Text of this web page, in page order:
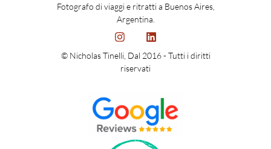
Fotografo di viaggi e ritratti a Buenos Aires,
Argentina.
© Nicholas Tinelli, Dal 2016 - Tutti i diritti
riservati